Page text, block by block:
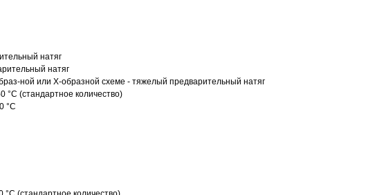
натяг
натяг
ной или Х-образной схеме - тяжелый предварительный натяг
°C (стандартное количество)
°C